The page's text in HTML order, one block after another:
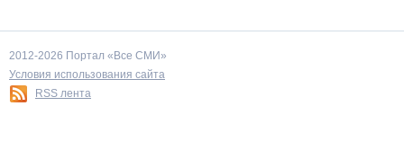
2012-2026 Портал «Все СМИ»
Условия использования сайта
RSS лента